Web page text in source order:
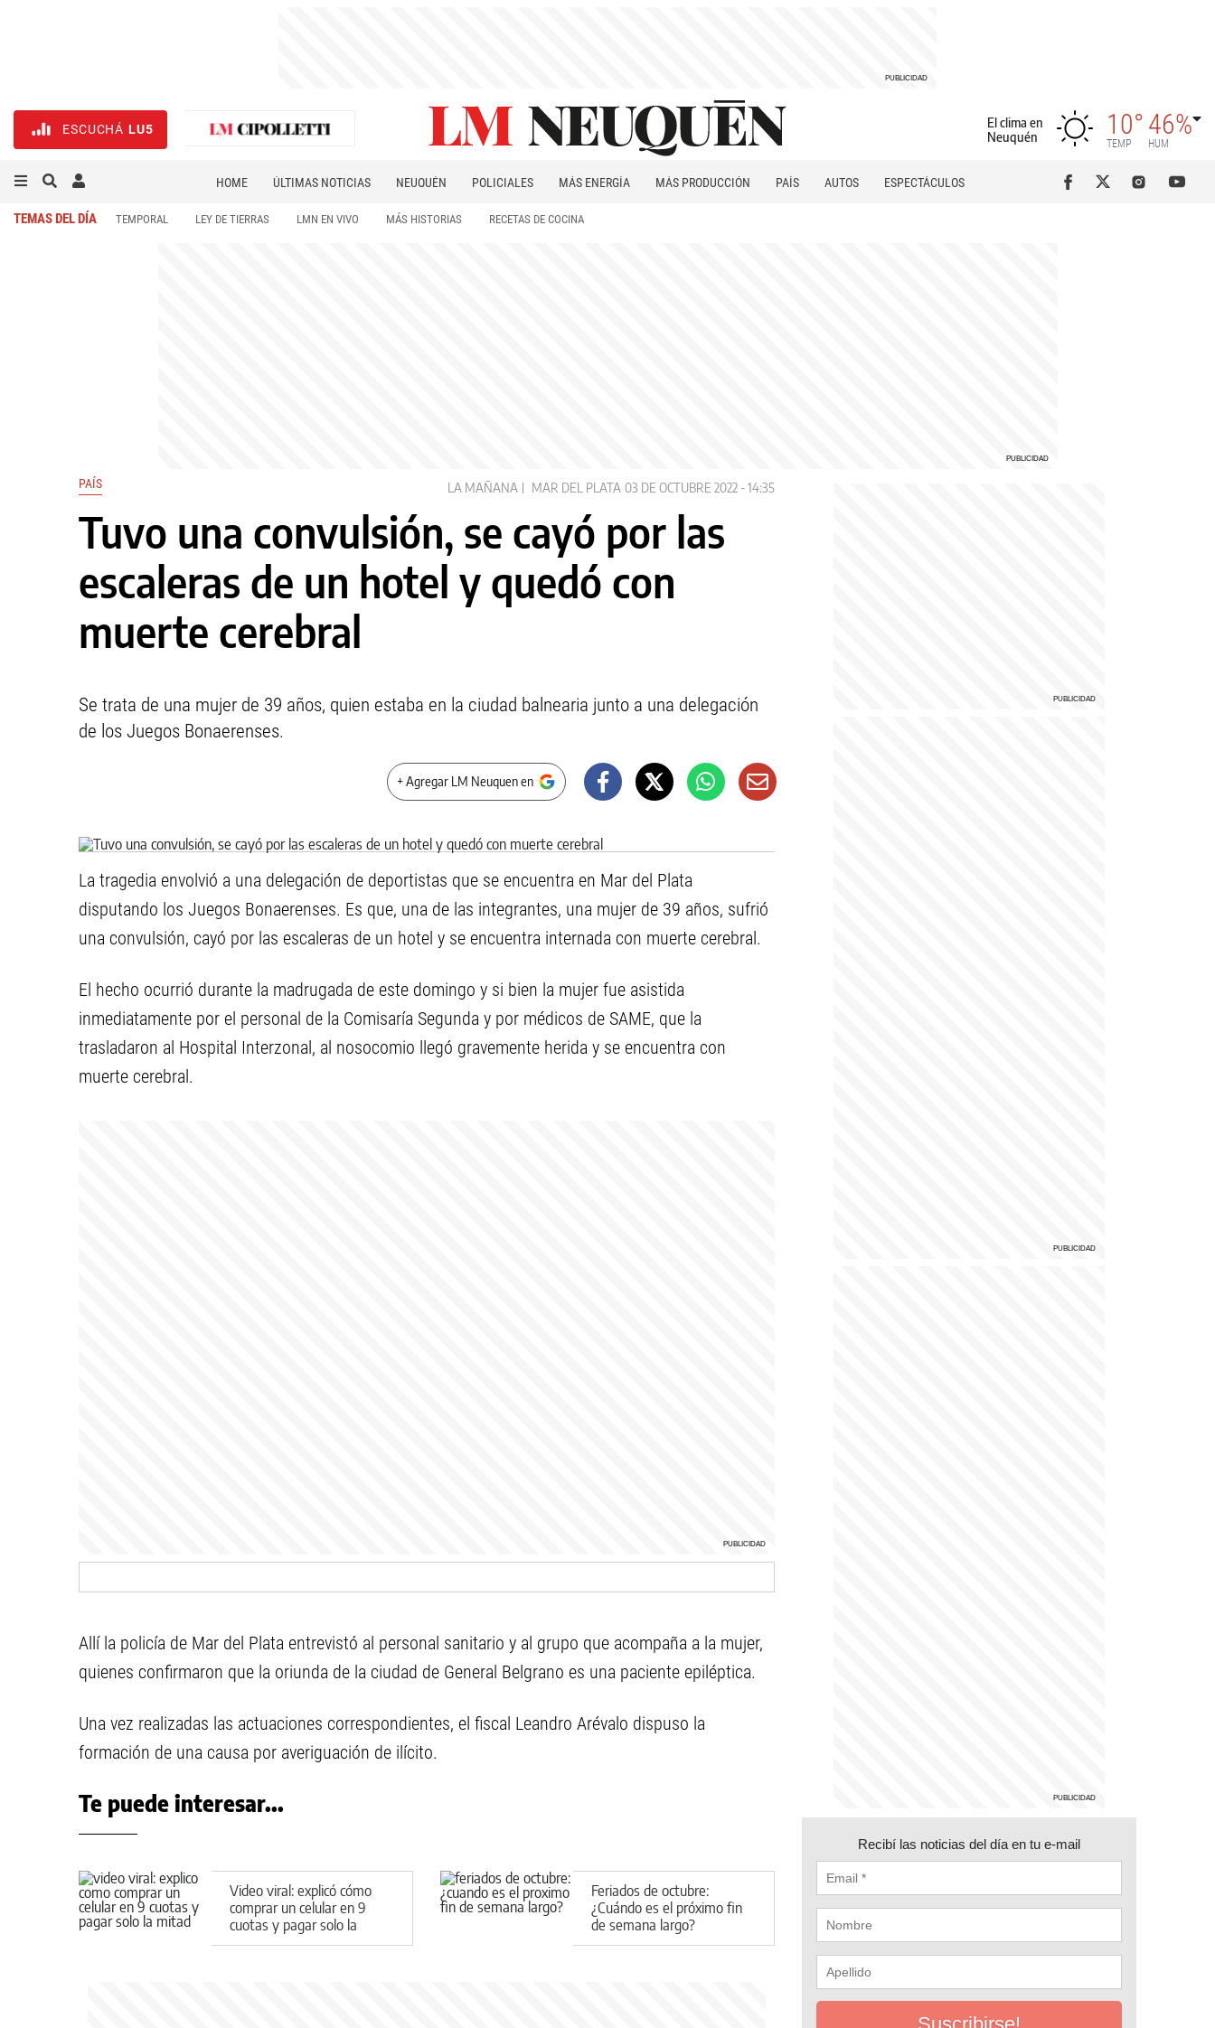
ESCUCHÁ LU5
El clima en
Neuquén
10°
TEMP
46%
HUM
HOME ÚLTIMAS NOTICIAS NEUQUÉN POLICIALES MÁS ENERGÍA MÁS PRODUCCIÓN PAÍS AUTOS
ESPECTÁCULOS
TEMAS DEL DÍA TEMPORAL LEY DE TIERRAS LMN EN VIVO MÁS HISTORIAS RECETAS DE COCINA
PAÍS LA MAÑANA MAR DEL PLATA 03 DE OCTUBRE 2022 - 14:35
Tuvo una convulsión, se cayó por las
escaleras de un hotel y quedó con
muerte cerebral
Se trata de una mujer de 39 años, quien estaba en la ciudad balnearia junto a una delegación
de los Juegos Bonaerenses.
+ Agregar LM Neuquen en
La tragedia envolvió a una delegación de deportistas que se encuentra en Mar del Plata
disputando los Juegos Bonaerenses. Es que, una de las integrantes, una mujer de 39 años, sufrió
una convulsión, cayó por las escaleras de un hotel y se encuentra internada con muerte cerebral.
El hecho ocurrió durante la madrugada de este domingo y si bien la mujer fue asistida
inmediatamente por el personal de la Comisaría Segunda y por médicos de SAME, que la
trasladaron al Hospital Interzonal, al nosocomio llegó gravemente herida y se encuentra con
muerte cerebral.
Allí la policía de Mar del Plata entrevistó al personal sanitario y al grupo que acompaña a la mujer,
quienes confirmaron que la oriunda de la ciudad de General Belgrano es una paciente epiléptica.
Una vez realizadas las actuaciones correspondientes, el fiscal Leandro Arévalo dispuso la
formación de una causa por averiguación de ilícito.
Te puede interesar...
Video viral: explicó cómo
comprar un celular en 9
cuotas y pagar solo la
mitad
Feriados de octubre:
¿Cuándo es el próximo fin
de semana largo?
Recibí las noticias del día en tu e-mail